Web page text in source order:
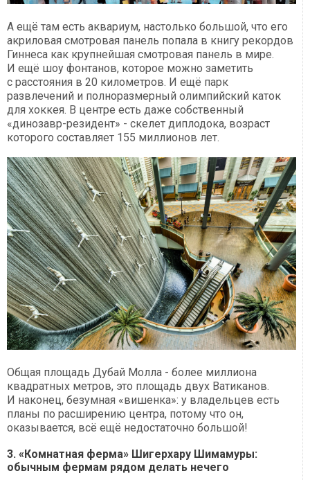
А ещё там есть аквариум, настолько большой, что его
акриловая смотровая панель попала в книгу рекордов
Гиннеса как крупнейшая смотровая панель в мире.
И ещё шоу фонтанов, которое можно заметить
с расстояния в 20 километров. И ещё парк
развлечений и полноразмерный олимпийский каток
для хоккея. В центре есть даже собственный
«динозавр-резидент» - скелет диплодока, возраст
которого составляет 155 миллионов лет.
Общая площадь Дубай Молла - более миллиона
квадратных метров, это площадь двух Ватиканов.
И наконец, безумная «вишенка»: у владельцев есть
планы по расширению центра, потому что он,
оказывается, всё ещё недостаточно большой!
3. «Комнатная ферма» Шигерхару Шимамуры:
обычным фермам рядом делать нечего